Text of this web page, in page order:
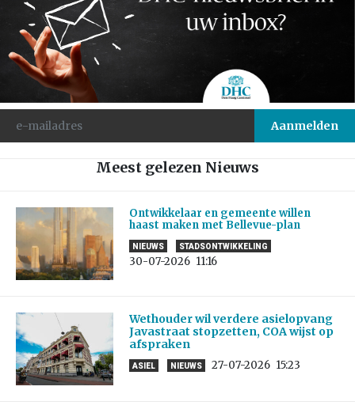
Meest gelezen Nieuws
Ontwikkelaar en gemeente willen
haast maken met Bellevue-plan
NIEUWS STADSONTWIKKELING
30-07-2026 11:16
Wethouder wil verdere asielopvang
Javastraat stopzetten, COA wijst op
afspraken
ASIEL NIEUWS 27-07-2026 15:23